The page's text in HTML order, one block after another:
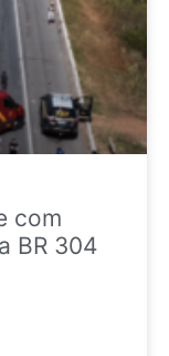
com
BR 304